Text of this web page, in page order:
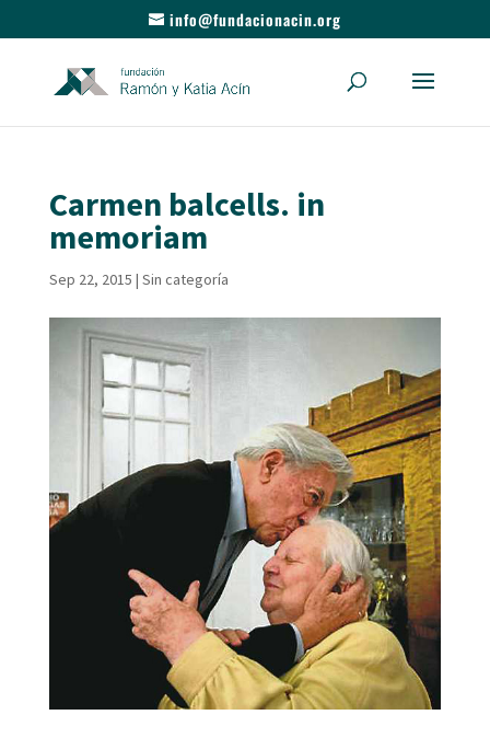
info@fundacionacin.org
Carmen balcells. in
memoriam
Sep 22, 2015 | Sin categoría